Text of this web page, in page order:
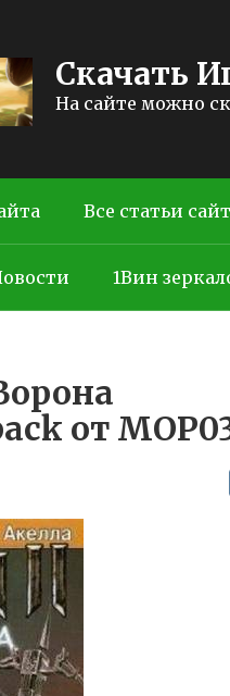
Скачать
На сайте можно
Все статьи
1Вин
от